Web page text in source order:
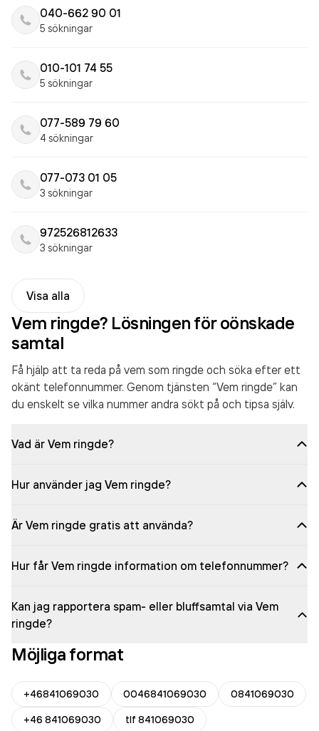
040-662 90 01
5 sökningar
010-101 74 55
5 sökningar
077-589 79 60
4 sökningar
077-073 01 05
3 sökningar
972526812633
3 sökningar
Visa alla
Vem ringde? Lösningen för oönskade
samtal
Få hjälp att ta reda på vem som ringde och söka efter ett
okänt telefonnummer. Genom tjänsten “Vem ringde” kan
du enskelt se vilka nummer andra sökt på och tipsa själv.
Vad är Vem ringde?
Hur använder jag Vem ringde?
Är Vem ringde gratis att använda?
Hur får Vem ringde information om telefonnummer?
Kan jag rapportera spam- eller bluffsamtal via Vem
ringde?
Möjliga format
+46841069030 0046841069030
0841069030
+46 841069030
tlf 841069030